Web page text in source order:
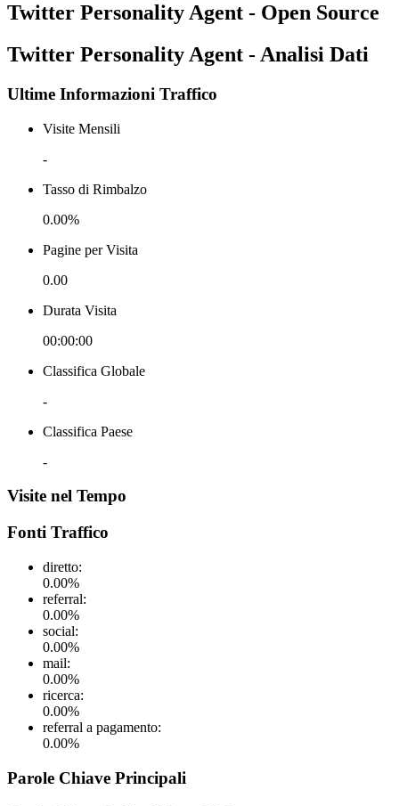
Twitter Personality Agent - Open Source
Twitter Personality Agent - Analisi Dati
Ultime Informazioni Traffico
Visite Mensili
-
Tasso di Rimbalzo
0.00%
Pagine per Visita
0.00
Durata Visita
00:00:00
Classifica Globale
-
Classifica Paese
-
Visite nel Tempo
Fonti Traffico
diretto:
0.00%
referral:
0.00%
social:
0.00%
mail:
0.00%
ricerca:
0.00%
referral a pagamento:
0.00%
Parole Chiave Principali